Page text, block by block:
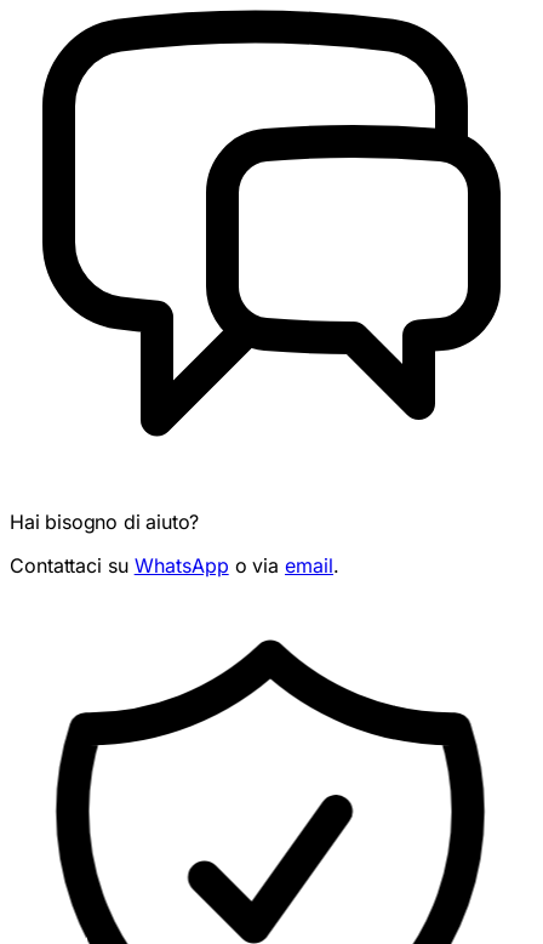
Hai bisogno di aiuto?
Contattaci su WhatsApp o via email.